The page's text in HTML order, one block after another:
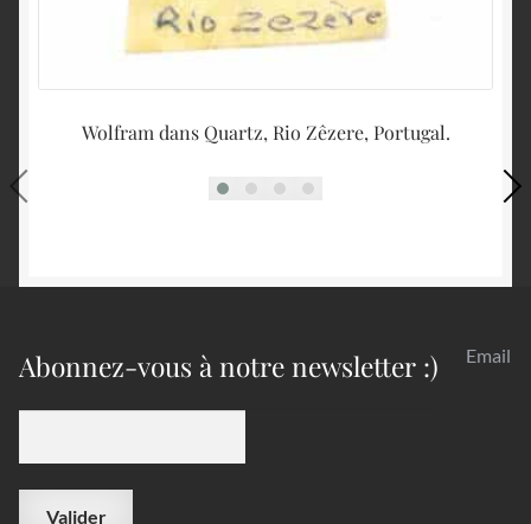
Wolfram dans Quartz, Rio Zêzere, Portugal.
Abonnez-vous à notre newsletter :) Email